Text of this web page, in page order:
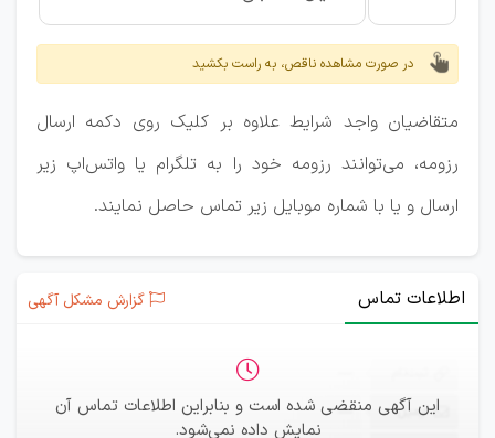
در صورت مشاهده ناقص، به راست بکشید
متقاضیان واجد شرایط علاوه بر کلیک روی دکمه ارسال
رزومه، می‌توانند رزومه خود را به تلگرام یا واتس‌اپ زیر
ارسال و یا با شماره موبایل زیر تماس حاصل نمایند.
اطلاعات تماس گزارش مشکل آگهی
این آگهی منقضی شده است و بنابراین اطلاعات تماس آن
نمایش داده نمی‌شود.
ایمیل —